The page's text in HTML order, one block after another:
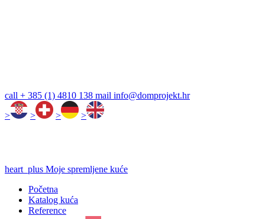
call + 385 (1) 4810 138 mail info@domprojekt.hr
>
> > >
heart_plus Moje spremljene kuće
Početna
Katalog kuća
Reference